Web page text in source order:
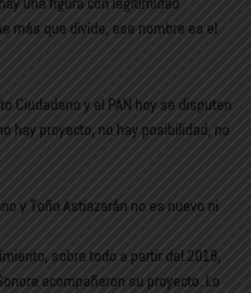
más que divide, ese nombre es el
Ciudadano y el PAN hoy se disputen
hay proyecto, no hay posibilidad, no
y Toño Astiazarán no es nuevo ni
sobre todo a partir del 2018,
acompañaron su proyecto. Lo